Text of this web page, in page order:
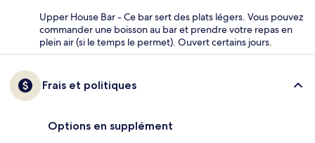
Upper House Bar - Ce bar sert des plats légers. Vous pouvez
commander une boisson au bar et prendre votre repas en
plein air (si le temps le permet). Ouvert certains jours.
Frais et politiques
Options en supplément